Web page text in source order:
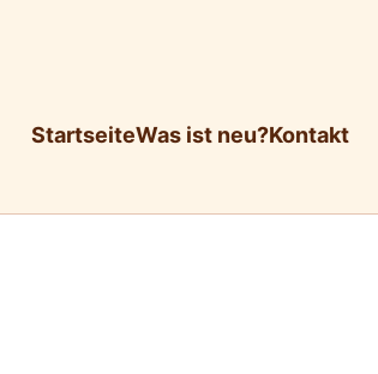
StartseiteWas ist neu?Kontakt